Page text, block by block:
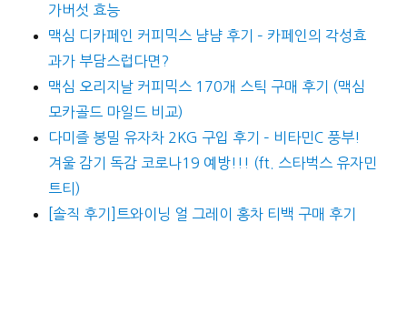
가버섯 효능
맥심 디카페인 커피믹스 냠냠 후기 – 카페인의 각성효
과가 부담스럽다면?
맥심 오리지날 커피믹스 170개 스틱 구매 후기 (맥심
모카골드 마일드 비교)
다미즐 봉밀 유자차 2KG 구입 후기 – 비타민C 풍부!
겨울 감기 독감 코로나19 예방!!! (ft. 스타벅스 유자민
트티)
[솔직 후기]트와이닝 얼 그레이 홍차 티백 구매 후기